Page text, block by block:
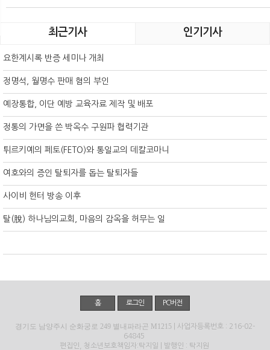
최근기사 인기기사
요한계시록 반증 세미나 개최
정명석, 월명수 판매 혐의 부인
예장통합, 이단 예방 교육자료 제작 및 배포
정통의 가면을 쓴 박옥수 구원파 협력기관
튀르키예의 페토(FETO)와 통일교의 데칼코마니
여호와의 증인 탈퇴자를 돕는 탈퇴자들
사이비 헌터 방송 이후
탈(脫) 하나님의교회, 마음의 감옥을 허무는 일
홈 로그인 PC버전
경기도 남양주시 순화궁로 249 별내파라곤 M1215 | 사업자등록번호 : 216-02-
64845
편집인, 청소년보호책임자:탁지일 | 발행인 : 탁지원